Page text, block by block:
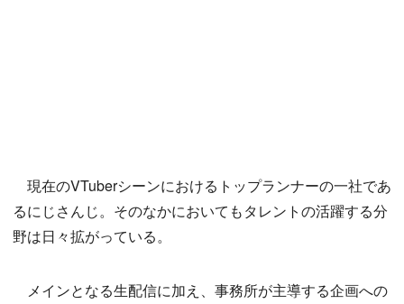
現在のVTuberシーンにおけるトップランナーの一社であ
るにじさんじ。そのなかにおいてもタレントの活躍する分
野は日々拡がっている。
メインとなる生配信に加え、事務所が主導する企画への